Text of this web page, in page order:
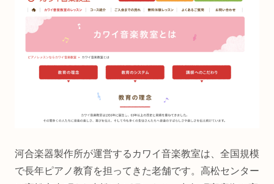
河合楽器製作所が運営するカワイ音楽教室は、全国規模
で長年ピアノ教育を担ってきた老舗です。高松センター